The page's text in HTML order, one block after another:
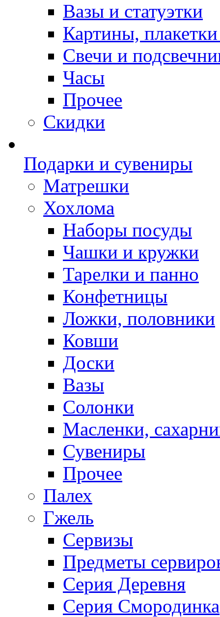
Вазы и статуэтки
Картины,
Свечи и
Часы
Прочее
Скидки
Подарки и сувениры
Матрешки
Хохлома
Наборы посуды
Чашки и кружки
Тарелки и панно
Конфетницы
Ложки, половники
Ковши
Доски
Вазы
Солонки
Масленки,
Сувениры
Прочее
Палех
Гжель
Сервизы
Предметы
Серия Деревня
Серия Смородинка